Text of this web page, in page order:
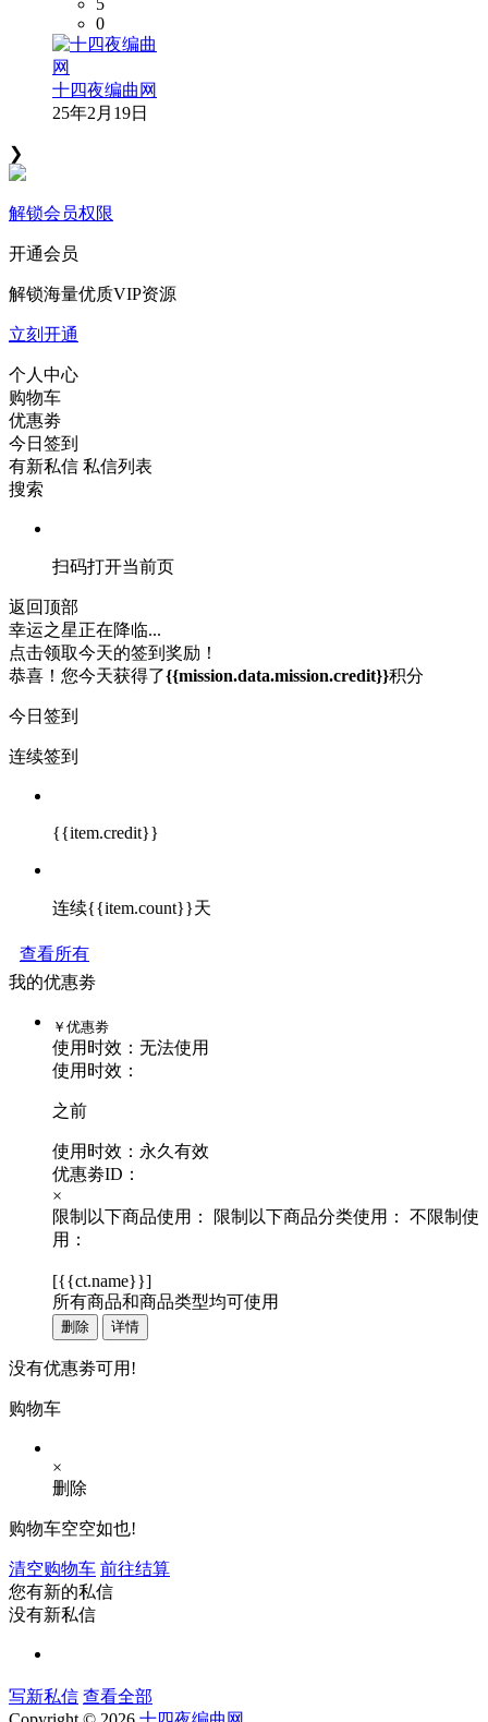
0
十四夜编曲网
25年2月19日
❯
解锁会员权限
开通会员
解锁海量优质VIP资源
立刻开通
个人中心
购物车
优惠劵
今日签到
有新私信 私信列表
搜索
扫码打开当前页
返回顶部
幸运之星正在降临...
点击领取今天的签到奖励！
恭喜！您今天获得了{{mission.data.mission.credit}}积分
今日签到
连续签到
{{item.credit}}
连续{{item.count}}天
查看所有
我的优惠劵
￥ 优惠劵
使用时效： 无法使用
使用时效：
之前
使用时效：永久有效
优惠劵ID：
×
限制以下商品使用：
限制以下商品分类使用：
不限制使
用：
[{{ct.name}}]
所有商品和商品类型均可使用
删除 详情
没有优惠劵可用!
购物车
×
删除
购物车空空如也!
清空购物车 前往结算
您有新的私信
没有新私信
写新私信 查看全部